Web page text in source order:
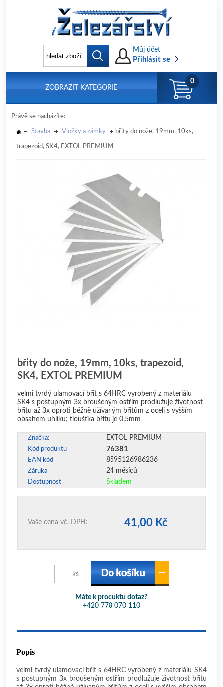
Můj účet
Přihlásit se
ZOBRAZIT KATEGORIE
0
Právě se nacházíte:
Stavba Vložky a zámky břity do nože, 19mm, 10ks,
trapezoid, SK4, EXTOL PREMIUM
břity do nože, 19mm, 10ks, trapezoid,
SK4, EXTOL PREMIUM
velmi tvrdý ulamovací břit s 64HRC vyrobený z materiálu
SK4 s postupným 3x broušeným ostřím prodlužuje životnost
břitu až 3x oproti běžně užívaným břitům z oceli s vyšším
obsahem uhlíku; tloušťka břitu je 0,5mm
Značka: EXTOL PREMIUM
Kód produktu 76381
EAN kód 8595126986236
Záruka 24 měsíců
Dostupnost Skladem
Vaše cena vč. DPH: 41,00 Kč
ks
Máte k produktu dotaz?
+420 778 070 110
Popis
velmi tvrdý ulamovací břit s 64HRC vyrobený z materiálu SK4
s postupným 3x broušeným ostřím prodlužuje životnost břitu